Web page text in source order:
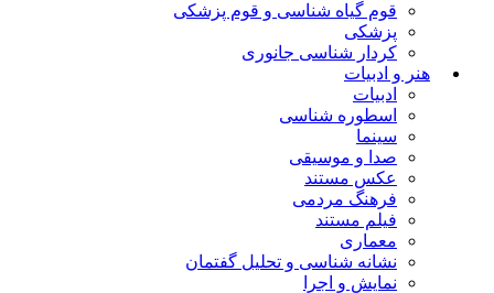
قوم گیاه شناسی و قوم پزشکی
پزشکی
کردار شناسی جانوری
هنر و ادبیات
ادبیات
اسطوره شناسی
سینما
صدا و موسیقی
عکس مستند
فرهنگ مردمی
فیلم مستند
معماری
نشانه شناسی و تحلیل گفتمان
نمایش و اجرا